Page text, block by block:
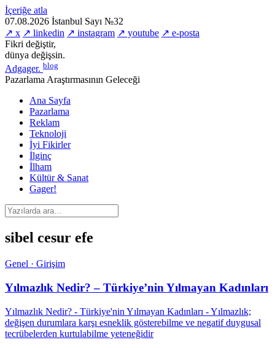
İçeriğe atla
07.08.2026 İstanbul Sayı №32
↗ x ↗ linkedin ↗ instagram ↗ youtube ↗ e-posta
Fikri değiştir,
dünya değişsin.
Adgager. blog
Pazarlama Araştırmasının Geleceği
Ana Sayfa
Pazarlama
Reklam
Teknoloji
İyi Fikirler
İlginç
İlham
Kültür & Sanat
Gager!
sibel cesur efe
Genel · Girişim
Yılmazlık Nedir? – Türkiye’nin Yılmayan Kadınları
Yılmazlık Nedir? - Türkiye'nin Yılmayan Kadınları - Yılmazlık;
değişen durumlara karşı esneklik gösterebilme ve negatif duygusal
tecrübelerden kurtulabilme yeteneğidir